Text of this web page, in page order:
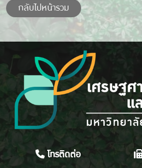
กลับไปหน้ารวม
โทรติดต่อ